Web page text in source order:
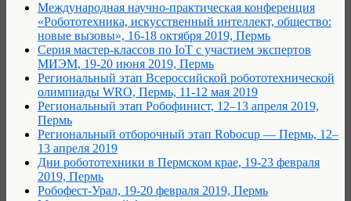
Международная научно-практическая конференция
«Робототехника, искусственный интеллект, общество:
новые вызовы», 16-18 октября 2019, Пермь
Серия мастер-классов по IoT с участием экспертов
МИЭМ, 19-20 июня 2019, Пермь
Региональный этап Всероссийской робототехнической
олимпиады WRO, Пермь, 11-12 мая 2019
Региональный этап Робофинист, 12–13 апреля 2019,
Пермь
Региональный отборочный этап Robocup — Пермь, 12–
13 апреля 2019
Дни робототехники в Пермском крае, 19-23 февраля
2019, Пермь
Робофест-Урал, 19-20 февраля 2019, Пермь